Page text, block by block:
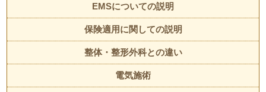
EMSについての説明
保険適用に関しての説明
整体・整形外科との違い
電気施術